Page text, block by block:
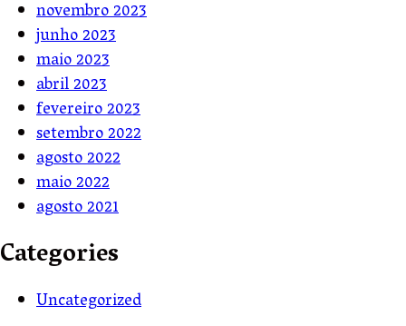
novembro 2023
junho 2023
maio 2023
abril 2023
fevereiro 2023
setembro 2022
agosto 2022
maio 2022
agosto 2021
Categories
Uncategorized